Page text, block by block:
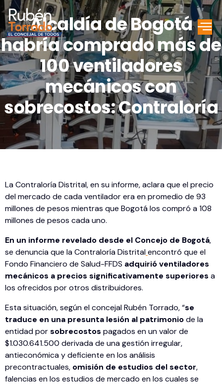
Alcaldía de Bogotá
habría comprado más de
100 ventiladores
mecánicos con
sobrecostos: Contraloría
La Contraloría Distrital, en su informe, aclara que el precio
del mercado de cada ventilador era en promedio de 93
millones de pesos mientras que Bogotá los compró a 108
millones de pesos cada uno.
En un informe revelado desde el Concejo de Bogotá,
se denuncia que la Contraloría Distritalencontró que el
Fondo Financiero de Salud-FFDS adquirió ventiladores
mecánicos a precios significativamente superiores a
los ofrecidos por otros distribuidores.
Esta situación, según el concejal Rubén Torrado, “se
traduce en una presunta lesión al patrimoniode la
entidad porsobrecostos pagados en un valor de
$1.030.641.500 derivada de una gestión irregular,
antieconómica y deficiente en los análisis
precontractuales, omisión de estudios del sector,
falencias en los estudios de mercado en los cuales se